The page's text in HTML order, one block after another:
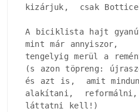
kizárjuk,  csak
A biciklista hajt
mint már annyiszor,
tengelyig merül a
(s azon töpreng:
és azt is,  amit
alakítani,
láttatni kell!)